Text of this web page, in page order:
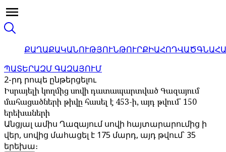
ՔԱՂԱՔԱԿԱՆՈՒԹՅՈՒՆԹՈՒՐՔԻԱՀՈԴՎԱԾ
ՊԱՏԵՐԱԶՄ ԳԱԶԱՅՈՒՄ
2-րդ րոպե ընթերցելու
Իսրայելի կողմից սովի դատապարտված Գազայում
մահացածների թիվը հասել է 453-ի, այդ թվում՝ 150
երեխաների
Անցյալ ամիս Ղազայում սովի հայտարարումից ի
վեր, սովից մահացել է 175 մարդ, այդ թվում՝ 35
երեխա։